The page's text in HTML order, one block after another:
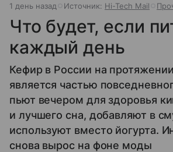
1 день назад Источник: Hi-Tech Mail
Что будет, если
каждый день
Кефир в России на
является частью
пьют вечером для здоровья
и лучшего сна, добавляют в
используют вместо йогурта.
снова вырос на фоне моды